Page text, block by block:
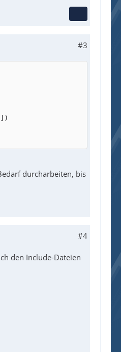
#3
durcharbeiten, bis
#4
den Include-Dateien